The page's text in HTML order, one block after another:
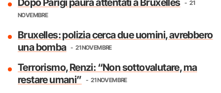
Dopo Parigi paura attentati a Bruxelles
21
NOVEMBRE
Bruxelles: polizia cerca due uomini, avrebbero
una bomba
21 NOVEMBRE
Terrorismo, Renzi: “Non sottovalutare, ma
restare umani”
21 NOVEMBRE